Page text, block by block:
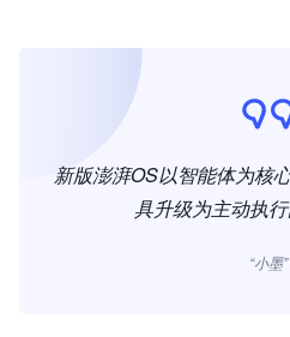
新版澎湃OS以智能体为核
具升级为主动执行
“小墨”